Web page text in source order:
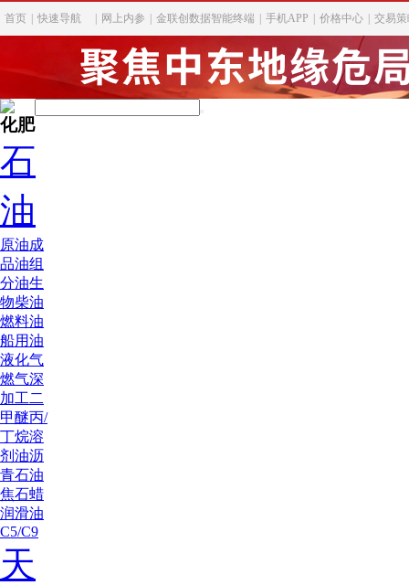
首页 快速导航 网上内参 金联创数据智能终端 手机APP 价格中心 交易
化肥
石
油
原油成
品油组
分油生
物柴油
燃料油
船用油
液化气
燃气深
加工二
甲醚丙/
丁烷溶
剂油沥
青石油
焦石蜡
润滑油
C5/C9
天